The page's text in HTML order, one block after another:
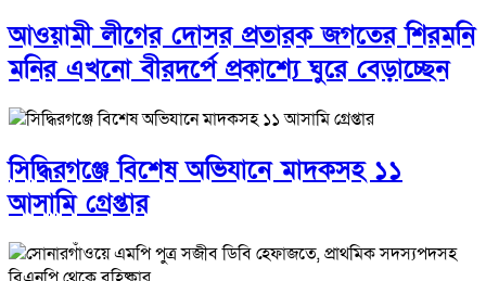
আওয়ামী লীগের দোসর প্রতারক জগতের শিরমনি
মনির এখনো বীরদর্পে প্রকাশ্যে ঘুরে বেড়াচ্ছেন
সিদ্ধিরগঞ্জে বিশেষ অভিযানে মাদকসহ ১১
আসামি গ্রেপ্তার